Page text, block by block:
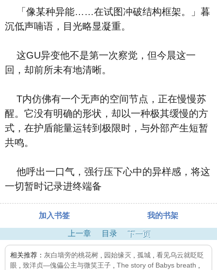
「像某种异能……在试图冲破结构框架。」暮
沉低声喃语，目光略显凝重。
这GU异变他不是第一次察觉，但今晨这一
回，却前所未有地清晰。
T内仿佛有一个无声的空间节点，正在慢慢苏
醒。它没有明确的形状，却以一种极其缓慢的方
式，在护盾能量运转到极限时，与外部产生短暂
共鸣。
他呼出一口气，强行压下心中的异样感，将这
一切暂时记录进终端备
加入书签 我的书架
上一章 目录 下一页
相关推荐： 灰白墙旁的桃花树 园始缘灭 孤城
看见乌云就眨眨
眼
致洋贞—傀儡公主与微笑王子 The story of Babys breath